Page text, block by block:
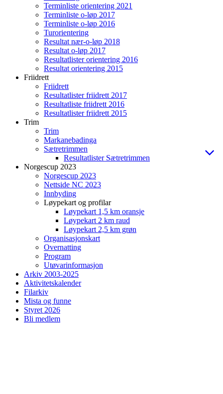
Terminliste orientering 2021
Terminliste o-løp 2017
Terminliste o-løp 2016
Turorientering
Resultat nær-o-løp 2018
Resultat o-løp 2017
Resultatlister orientering 2016
Resultat orientering 2015
Friidrett
Friidrett
Resultatlister friidrett 2017
Resultatliste friidrett 2016
Resultatlister friidrett 2015
Trim
Trim
Markanebadinga
Sætretrimmen
Resultatlister Sætretrimmen
Norgescup 2023
Norgescup 2023
Nettside NC 2023
Innbyding
Løypekart og profilar
Løypekart 1,5 km oransje
Løypekart 2 km raud
Løypekart 2,5 km grøn
Organisasjonskart
Overnatting
Program
Utøvarinformasjon
Arkiv 2003-2025
Aktivitetskalender
Filarkiv
Mista og funne
Styret 2026
Bli medlem